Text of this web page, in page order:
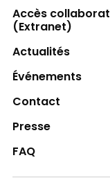
Accès
(Extranet)
Actualités
Événements
Contact
Presse
FAQ